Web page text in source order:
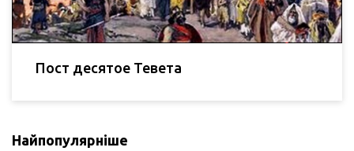
Пост десятое Тевета
Найпопулярніше